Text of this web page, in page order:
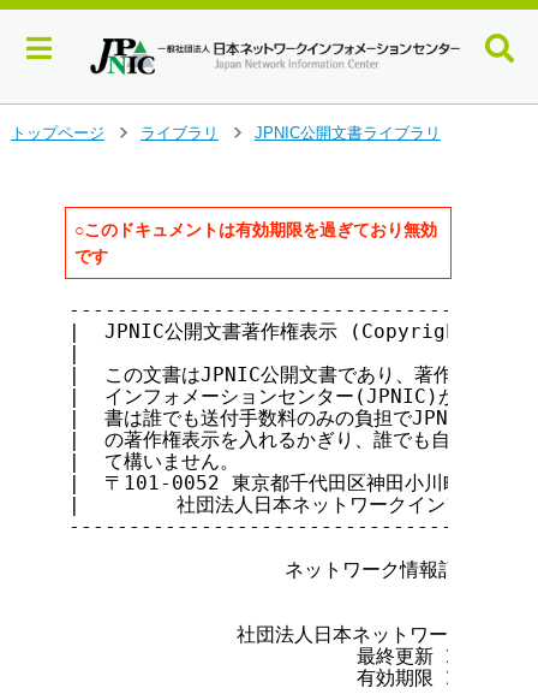
トップページ
ライブラリ
JPNIC公開文書ライブラリ
○このドキュメントは有効期限を過ぎており無効
です
|  JPNIC公開文書著作権表示 (Copyright
|
|  この文書はJPNIC公開文書であり、著作権は
|  インフォメーションセンター(JPNIC)が保持
|  書は誰でも送付手数料のみの負担でJPNICか
|  の著作権表示を入れるかぎり、誰でも自由に転
|  て構いません。
|  〒101-0052 東京都千代田区神田小川
|        社団法人日本ネットワークインフォ
ネットワーク情報記載事項変
社団法人日本ネットワークインフ
最終更新 2001年
有効期限 2001年